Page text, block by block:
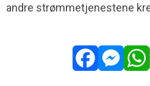
andre strømmetjenestene